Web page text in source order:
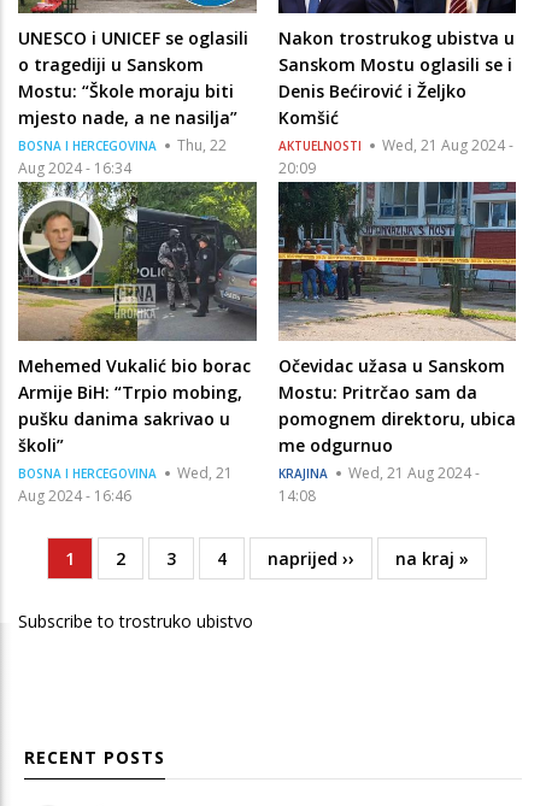
UNESCO i UNICEF se oglasili
o tragediji u Sanskom
Mostu: “Škole moraju biti
mjesto nade, a ne nasilja”
BOSNA I HERCEGOVINA
Thu, 22
Aug 2024 - 16:34
Nakon trostrukog ubistva u
Sanskom Mostu oglasili se i
Denis Bećirović i Željko
Komšić
AKTUELNOSTI
Wed, 21 Aug 2024 -
20:09
Mehemed Vukalić bio borac
Armije BiH: “Trpio mobing,
pušku danima sakrivao u
školi”
BOSNA I HERCEGOVINA
Wed, 21
Aug 2024 - 16:46
Očevidac užasa u Sanskom
Mostu: Pritrčao sam da
pomognem direktoru, ubica
me odgurnuo
KRAJINA
Wed, 21 Aug 2024 -
14:08
Pagination
Current
page
1 Page
2 Page
3 Page
4
Next
page
naprijed ››
Last
page
na kraj »
Subscribe to trostruko ubistvo
RECENT POSTS